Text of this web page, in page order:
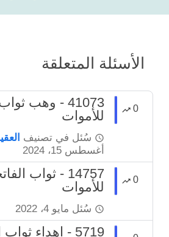
الأسئلة المتعلقة
0
41073 - وهب
للأموات
سُئل في تصنيف
أغسطس 15، 2024
0
14757 - ثواب
للأموات
سُئل مايو 4، 2022
5719 - إهداء